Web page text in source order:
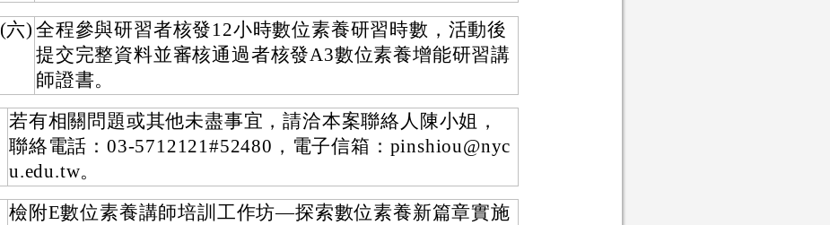
(六) 全程參與研習者核發12小時數位素養研習時數，活動後
提交完整資料並審核通過者核發A3數位素養增能研習講
師證書。
若有相關問題或其他未盡事宜，請洽本案聯絡人陳小姐，
聯絡電話：03-5712121#52480，電子信箱：pinshiou@nyc
u.edu.tw。
檢附E數位素養講師培訓工作坊—探索數位素養新篇章實施